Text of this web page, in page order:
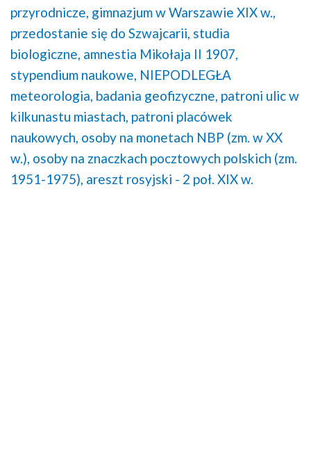
przyrodnicze, gimnazjum w Warszawie XIX w.,
przedostanie się do Szwajcarii, studia
biologiczne, amnestia Mikołaja II 1907,
stypendium naukowe, NIEPODLEGŁA
meteorologia, badania geofizyczne, patroni ulic w
kilkunastu miastach, patroni placówek
naukowych, osoby na monetach NBP (zm. w XX
w.), osoby na znaczkach pocztowych polskich (zm.
1951-1975), areszt rosyjski - 2 poł. XIX w.